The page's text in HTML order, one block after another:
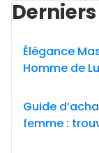
Élégance
Homme de
Guide
femme :